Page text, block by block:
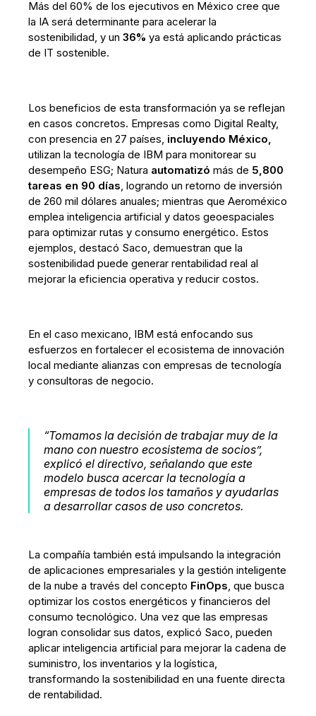
Más del 60% de los ejecutivos en México cree que
la IA será determinante para acelerar la
sostenibilidad, y un36% ya está aplicando prácticas
de IT sostenible.
Los beneficios de esta transformación ya se reflejan
en casos concretos. Empresas como Digital Realty,
con presencia en 27 países, incluyendo México,
utilizan la tecnología de IBM para monitorear su
desempeño ESG; Natura automatizó más de 5,800
tareas en 90 días, logrando un retorno de inversión
de 260 mil dólares anuales; mientras que Aeroméxico
emplea inteligencia artificial y datos geoespaciales
para optimizar rutas y consumo energético. Estos
ejemplos, destacó Saco, demuestran que la
sostenibilidad puede generar rentabilidad real al
mejorar la eficiencia operativa y reducir costos.
En el caso mexicano, IBM está enfocando sus
esfuerzos en fortalecer el ecosistema de innovación
local mediante alianzas con empresas de tecnología
y consultoras de negocio.
“Tomamos la decisión de trabajar muy de la
mano con nuestro ecosistema de socios”,
explicó el directivo, señalando que este
modelo busca acercar la tecnología a
empresas de todos los tamaños y ayudarlas
a desarrollar casos de uso concretos.
La compañía también está impulsando la integración
de aplicaciones empresariales y la gestión inteligente
de la nube a través del concepto FinOps, que busca
optimizar los costos energéticos y financieros del
consumo tecnológico. Una vez que las empresas
logran consolidar sus datos, explicó Saco, pueden
aplicar inteligencia artificial para mejorar la cadena de
suministro, los inventarios y la logística,
transformando la sostenibilidad en una fuente directa
de rentabilidad.